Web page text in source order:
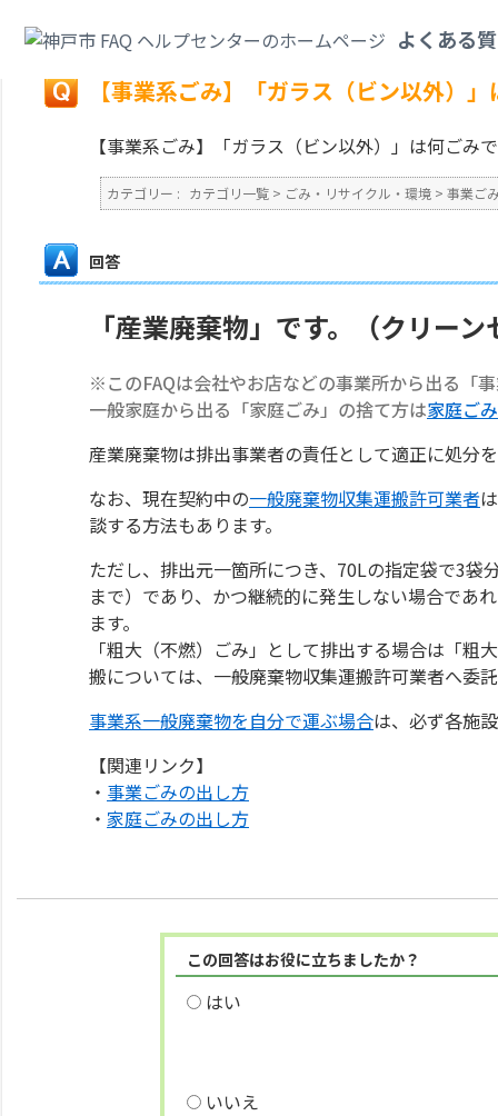
よくある
戻る
【事業系ごみ】「ガラス（ビン以外）
【事業系ごみ】「ガラス（ビン以外）」は何ごみ
カテゴリー : カテゴリ一覧 > ごみ・リサイクル・環境 > 事業ご
回答
「産業廃棄物」です。（クリー
※このFAQは会社やお店などの事業所から出る「
一般家庭から出る「家庭ごみ」の捨て方は家庭ご
産業廃棄物は排出事業者の責任として適正に処分
なお、現在契約中の一般廃棄物収集運搬許可業者
談する方法もあります。
ただし、排出元一箇所につき、70Lの指定袋で3
まで）であり、かつ継続的に発生しない場合であ
ます。
「粗大（不燃）ごみ」として排出する場合は「
搬については、一般廃棄物収集運搬許可業者へ委
事業系一般廃棄物を自分で運ぶ場合は、必ず各施
【関連リンク】
・ 事業ごみの出し方
・ 家庭ごみの出し方
この回答はお役に立ちましたか？
はい
いいえ